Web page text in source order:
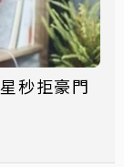
秒拒豪門